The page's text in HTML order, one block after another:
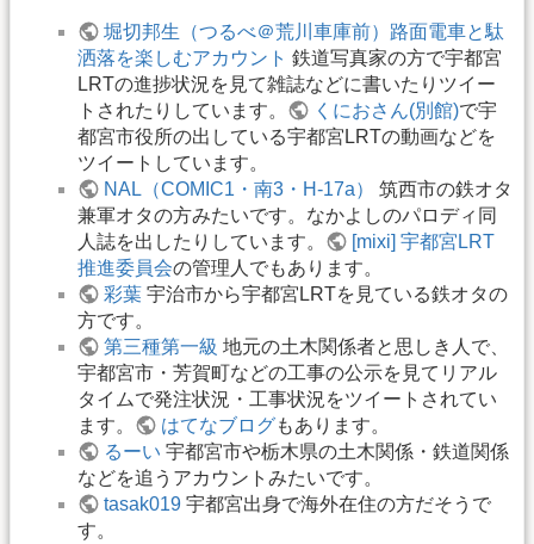
堀切邦生（つるべ＠荒川車庫前）路面電車と駄
洒落を楽しむアカウント 鉄道写真家の方で宇都宮
LRTの進捗状況を見て雑誌などに書いたりツイー
トされたりしています。
くにおさん(別館)で宇
都宮市役所の出している宇都宮LRTの動画などを
ツイートしています。
NAL（COMIC1・南3・H-17a）
筑西市の鉄オタ
兼軍オタの方みたいです。なかよしのパロディ同
人誌を出したりしています。
[mixi] 宇都宮LRT
推進委員会の管理人でもあります。
彩葉 宇治市から宇都宮LRTを見ている鉄オタの
方です。
第三種第一級 地元の土木関係者と思しき人で、
宇都宮市・芳賀町などの工事の公示を見てリアル
タイムで発注状況・工事状況をツイートされてい
ます。
はてなブログもあります。
るーい 宇都宮市や栃木県の土木関係・鉄道関係
などを追うアカウントみたいです。
tasak019 宇都宮出身で海外在住の方だそうで
す。